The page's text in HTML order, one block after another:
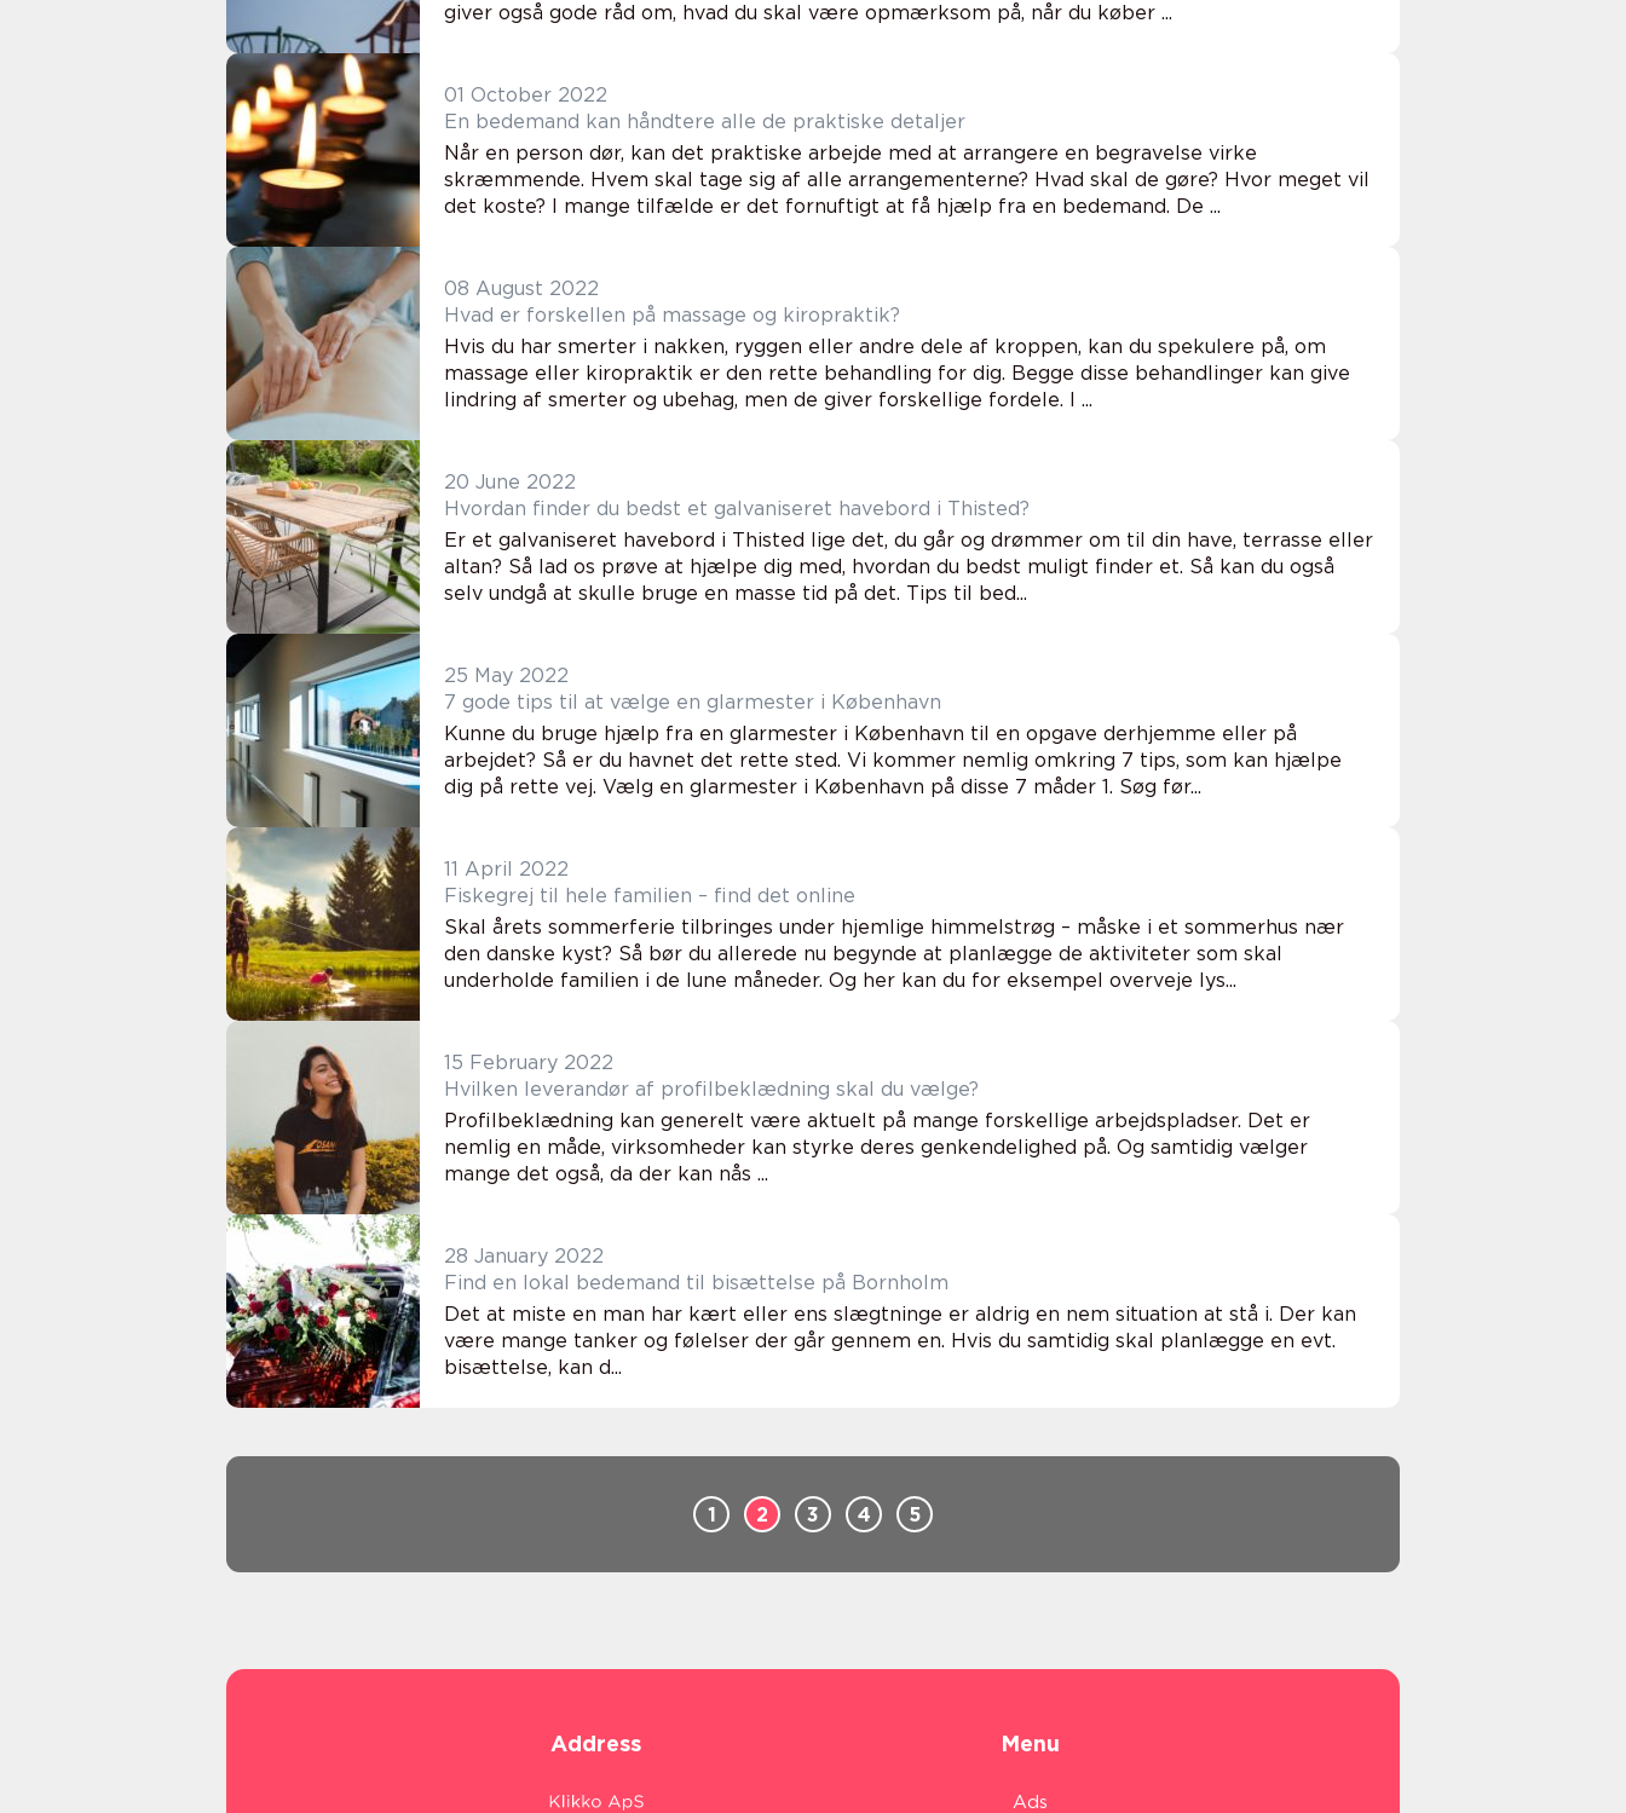
giver også gode råd om, hvad du skal være opmærksom på, når du køber ...
01 October 2022
En bedemand kan håndtere alle de praktiske detaljer
Når en person dør, kan det praktiske arbejde med at arrangere en begravelse virke
skræmmende. Hvem skal tage sig af alle arrangementerne? Hvad skal de gøre? Hvor meget vil
det koste? I mange tilfælde er det fornuftigt at få hjælp fra en bedemand. De ...
08 August 2022
Hvad er forskellen på massage og kiropraktik?
Hvis du har smerter i nakken, ryggen eller andre dele af kroppen, kan du spekulere på, om
massage eller kiropraktik er den rette behandling for dig. Begge disse behandlinger kan give
lindring af smerter og ubehag, men de giver forskellige fordele. I ...
20 June 2022
Hvordan finder du bedst et galvaniseret havebord i Thisted?
Er et galvaniseret havebord i Thisted lige det, du går og drømmer om til din have, terrasse eller
altan? Så lad os prøve at hjælpe dig med, hvordan du bedst muligt finder et. Så kan du også
selv undgå at skulle bruge en masse tid på det. Tips til bed...
25 May 2022
7 gode tips til at vælge en glarmester i København
Kunne du bruge hjælp fra en glarmester i København til en opgave derhjemme eller på
arbejdet? Så er du havnet det rette sted. Vi kommer nemlig omkring 7 tips, som kan hjælpe
dig på rette vej. Vælg en glarmester i København på disse 7 måder 1. Søg før...
11 April 2022
Fiskegrej til hele familien – find det online
Skal årets sommerferie tilbringes under hjemlige himmelstrøg – måske i et sommerhus nær
den danske kyst? Så bør du allerede nu begynde at planlægge de aktiviteter som skal
underholde familien i de lune måneder. Og her kan du for eksempel overveje lys...
15 February 2022
Hvilken leverandør af profilbeklædning skal du vælge?
Profilbeklædning kan generelt være aktuelt på mange forskellige arbejdspladser. Det er
nemlig en måde, virksomheder kan styrke deres genkendelighed på. Og samtidig vælger
mange det også, da der kan nås ...
28 January 2022
Find en lokal bedemand til bisættelse på Bornholm
Det at miste en man har kært eller ens slægtninge er aldrig en nem situation at stå i. Der kan
være mange tanker og følelser der går gennem en. Hvis du samtidig skal planlægge en evt.
bisættelse, kan d...
1 2 3 4 5
Address Menu
Ads